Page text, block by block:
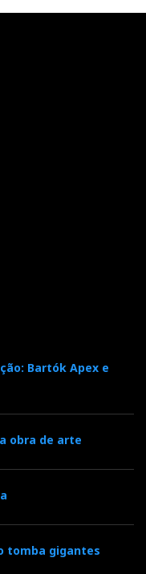
Bartók Apex e
obra de arte
tomba gigantes